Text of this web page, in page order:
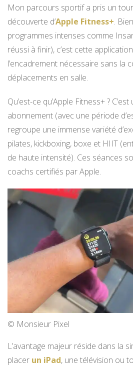
Mon parcours sportif a pris un
découverte d’Apple Fitness+.
programmes intenses comme
réussi à finir), c’est cette
l’encadrement nécessaire sans la
déplacements en salle.
Qu’est-ce qu’Apple Fitness+ ?
abonnement (avec une période
regroupe une immense variété
pilates, kickboxing, boxe et HIIT
de haute intensité). Ces séances
coachs certifiés par Apple.
© Monsieur Pixel
L’avantage majeur réside dans la
placer un iPad, une télévision ou